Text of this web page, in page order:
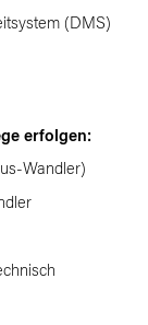
(DMS)
erfolgen:
Wandler)